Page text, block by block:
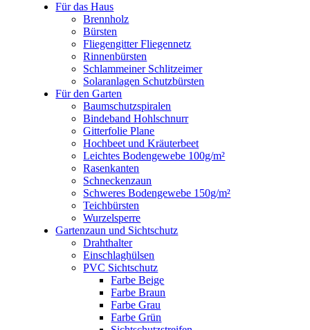
Für das Haus
Brennholz
Bürsten
Fliegengitter Fliegennetz
Rinnenbürsten
Schlammeiner Schlitzeimer
Solaranlagen Schutzbürsten
Für den Garten
Baumschutzspiralen
Bindeband Hohlschnurr
Gitterfolie Plane
Hochbeet und Kräuterbeet
Leichtes Bodengewebe 100g/m²
Rasenkanten
Schneckenzaun
Schweres Bodengewebe 150g/m²
Teichbürsten
Wurzelsperre
Gartenzaun und Sichtschutz
Drahthalter
Einschlaghülsen
PVC Sichtschutz
Farbe Beige
Farbe Braun
Farbe Grau
Farbe Grün